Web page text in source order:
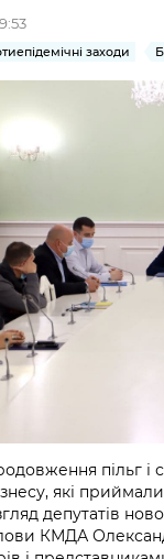
що
погодженні
Паспорт,
довідки
Дороги,
парковки
заходи
пільг
які
депутатів
КМДА